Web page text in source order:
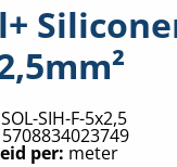
SOL-SIH-F-5x2,5
5708834023749
per: meter